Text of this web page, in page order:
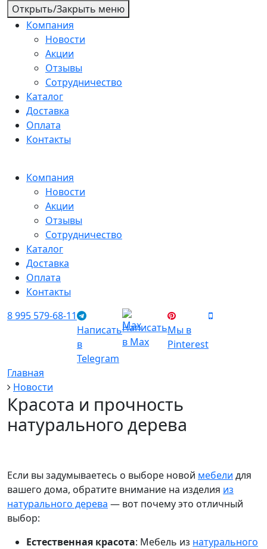
Открыть/Закрыть меню
Компания
Новости
Акции
Отзывы
Сотрудничество
Каталог
Доставка
Оплата
Контакты
Компания
Новости
Акции
Отзывы
Сотрудничество
Каталог
Доставка
Оплата
Контакты
8 995 579-68-11
Написать
в
Telegram
Написать
в Max
Мы в
Pinterest
Главная
Новости
Красота и прочность
натурального дерева
Если вы задумываетесь о выборе новой мебели для
вашего дома, обратите внимание на изделия из
натурального дерева — вот почему это отличный
выбор:
Естественная красота: Мебель из натурального